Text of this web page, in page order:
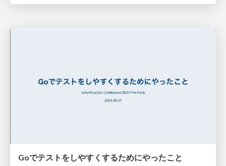
Goでテストをしやすくするためにやったこと